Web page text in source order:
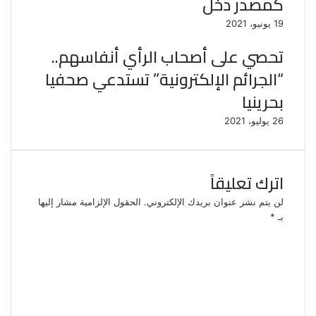
19 يونيو، 2021
تحصي على أصحاب الرأي أنفاسهم..
“الجرائم الإلكترونية” تستدعي صحفيا
بحرينيا
26 يوليو، 2021
اترك تعليقاً
لن يتم نشر عنوان بريدك الإلكتروني. الحقول الإلزامية مشار إليها
بـ *